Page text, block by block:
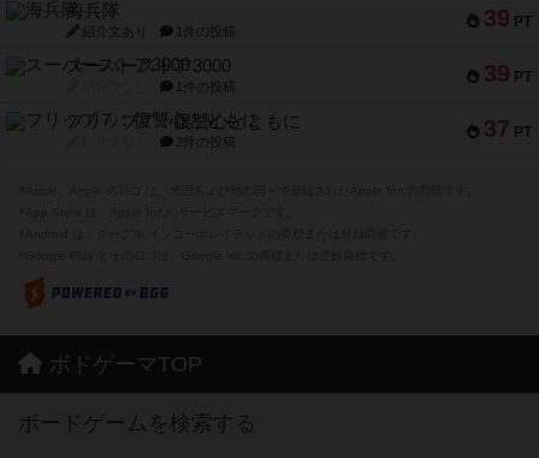
39 PT
海兵隊
紹介文あり 1件の投稿
39 PT
スーパーストア3000
1件の投稿
37 PT
フリップ７：復讐心とともに
2件の投稿
ボドゲーマTOP
ボードゲームを検索する